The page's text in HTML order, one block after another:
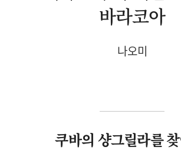
바라코아
나오미
쿠바의 샹그릴라를